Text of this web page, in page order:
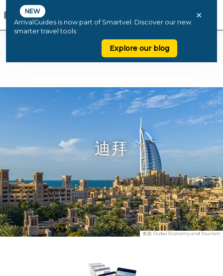
NEW
ArrivalGuides is now part of Smartvel. Discover our new
smarter travel tools
Explore our blog
×
迪拜
来源: Dubai Economy and Tourism